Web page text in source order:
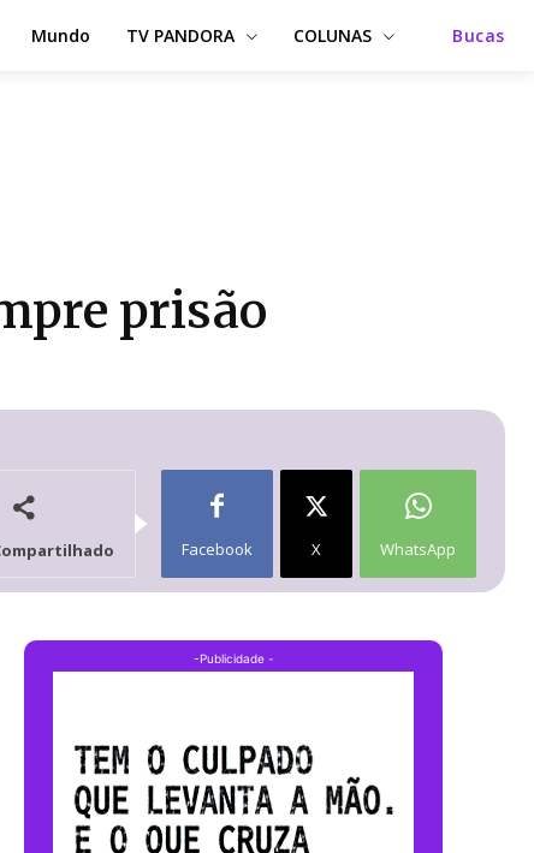
Mundo TV PANDORA COLUNAS Bucas
prisão
Facebook X WhatsApp
-Publicidade -